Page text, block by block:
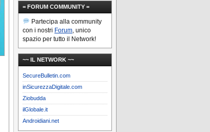
= FORUM COMMUNITY =
Partecipa alla community
con i nostri Forum, unico
spazio per tutto il Network!
~~ IL NETWORK ~~
SecureBulletin.com
inSicurezzaDigitale.com
Ziobudda
ilGlobale.it
Androidiani.net